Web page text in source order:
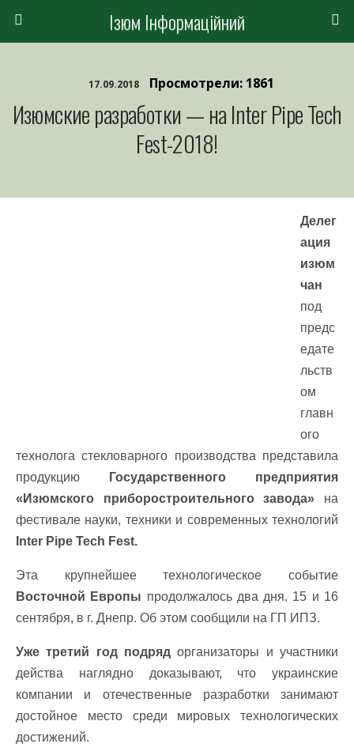
Ізюм Інформаційний
17.09.2018 Просмотрели: 1861
Изюмские разработки — на Inter Pipe Tech
Fest-2018!
Делег
ация
изюм
чан
под
предс
едате
льств
ом
главн
ого
технолога стекловарного производства представила
продукцию
Государственного предприятия
«Изюмского приборостроительного завода» на
фестивале науки, техники и современных технологий
Inter Pipe Tech Fest.
Эта крупнейшее технологическое событие
Восточной Европы продолжалось два дня, 15 и 16
сентября, в г. Днепр. Об этом сообщили на ГП ИПЗ.
Уже третий год подряд организаторы и участники
действа наглядно доказывают, что украинские
компании и отечественные разработки занимают
достойное место среди мировых технологических
достижений.